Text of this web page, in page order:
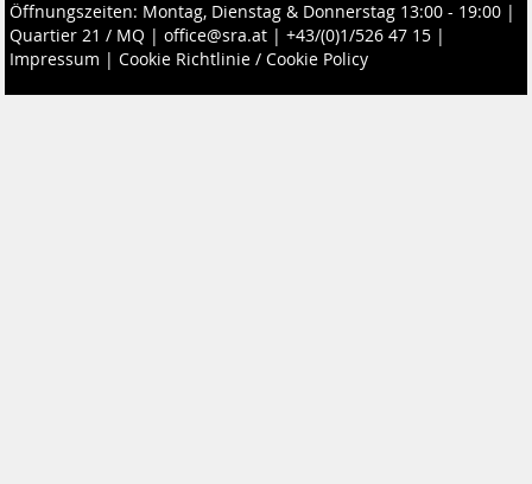
Öffnungszeiten: Montag, Dienstag & Donnerstag 13:00 - 19:00 |
Quartier 21 / MQ | office@sra.at | +43/(0)1/526 47 15 |
Impressum | Cookie Richtlinie / Cookie Policy